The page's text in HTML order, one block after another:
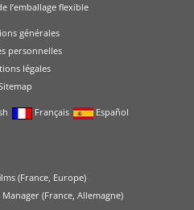
l’emballage flexible
générales
personnelles
légales
Français Español
(France, Europe)
(France, Allemagne)